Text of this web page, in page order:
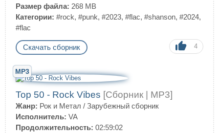
Размер файла: 268 MB
Категории: #rock, #punk, #2023, #flac, #shanson, #2024,
#flac
Скачать сборник 4
MP3
Top 50 - Rock Vibes [Сборник | MP3]
Жанр: Рок и Метал / Зарубежный сборник
Исполнитель: VA
Продолжительность: 02:59:02